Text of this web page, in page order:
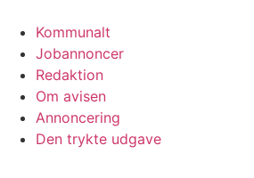
indhold
Kommunalt
Jobannoncer
Redaktion
Om avisen
Annoncering
Den trykte udgave